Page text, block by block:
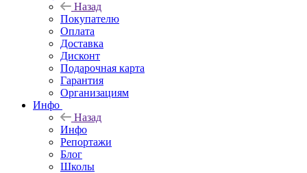
Назад
Покупателю
Оплата
Доставка
Дисконт
Подарочная карта
Гарантия
Организациям
Инфо
Назад
Инфо
Репортажи
Блог
Школы